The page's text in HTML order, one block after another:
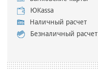
ЮKassa
Наличный расчет
Безналичный расчет